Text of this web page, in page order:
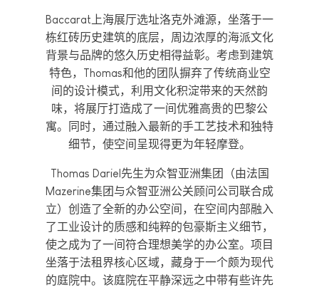
Baccarat上海展厅选址洛克外滩源，坐落于一
栋红砖历史建筑的底层，周边浓厚的海派文化
背景与品牌的悠久历史相得益彰。考虑到建筑
特色，Thomas和他的团队摒弃了传统商业空
间的设计模式，利用文化积淀带来的天然韵
味，将展厅打造成了一间优雅高贵的巴黎公
寓。同时，通过融入最新的手工艺技术和独特
细节，使空间呈现得更为年轻摩登。
Thomas Dariel先生为众智亚洲集团（由法国
Mazerine集团与众智亚洲公关顾问公司联合成
立）创造了全新的办公空间，在空间内部融入
了工业设计的质感和纯粹的包豪斯主义细节，
使之成为了一间符合理想美学的办公室。项目
坐落于法租界核心区域，藏身于一个颇为现代
的庭院中。该庭院在平静深远之中带有些许先